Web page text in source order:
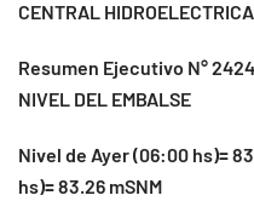
CENTRAL
Resumen Ejecutivo N° 2424
NIVEL DEL EMBALSE
Nivel de Ayer (06:00 hs)=
hs)= 83.26 mSNM